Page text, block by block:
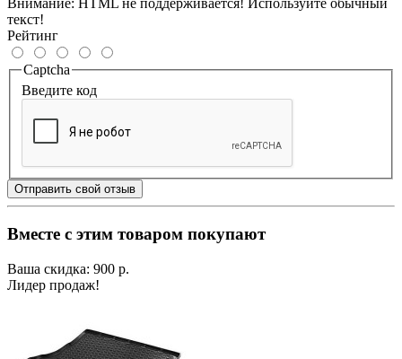
текст!
Рейтинг
Captcha
Введите код
Отправить свой отзыв
Вместе с этим товаром покупают
Ваша скидка: 900 р.
Лидер продаж!